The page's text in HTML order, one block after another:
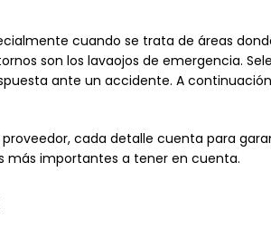
cuando se trata de áreas
son los lavaojos de emergencia.
ante un accidente. A
cada detalle cuenta para
más importantes a tener en cuenta.